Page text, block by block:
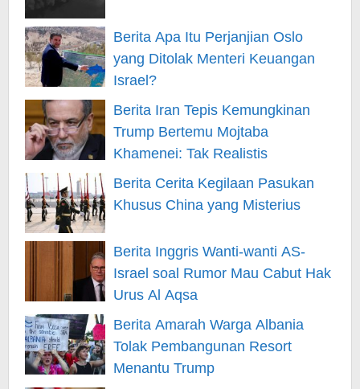
Berita Apa Itu Perjanjian Oslo
yang Ditolak Menteri Keuangan
Israel?
Berita Iran Tepis Kemungkinan
Trump Bertemu Mojtaba
Khamenei: Tak Realistis
Berita Cerita Kegilaan Pasukan
Khusus China yang Misterius
Berita Inggris Wanti-wanti AS-
Israel soal Rumor Mau Cabut Hak
Urus Al Aqsa
Berita Amarah Warga Albania
Tolak Pembangunan Resort
Menantu Trump